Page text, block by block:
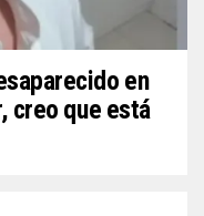
en
creo que está